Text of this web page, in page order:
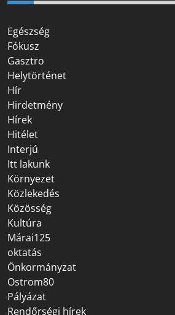
Egészség
Fókusz
Gasztro
Helytörténet
Hír
Hirdetmény
Hírek
Hitélet
Interjú
Itt lakunk
Környezet
Közlekedés
Közösség
Kultúra
Márai125
oktatás
Önkormányzat
Ostrom80
Pályázat
Rendőrségi hírek